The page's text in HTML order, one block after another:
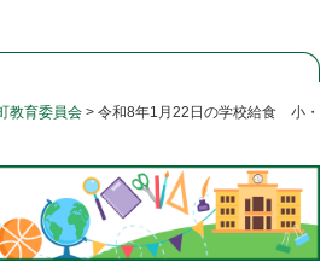
教育委員会 > 令和8年1月22日の学校給食 小・